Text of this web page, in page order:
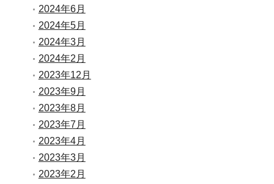
2024年6月
2024年5月
2024年3月
2024年2月
2023年12月
2023年9月
2023年8月
2023年7月
2023年4月
2023年3月
2023年2月